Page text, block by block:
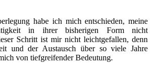
habe ich mich entschieden, meine
in ihrer bisherigen Form nicht
Schritt ist mir nicht leichtgefallen, denn
und der Austausch über so viele Jahre
von tiefgreifender Bedeutung.